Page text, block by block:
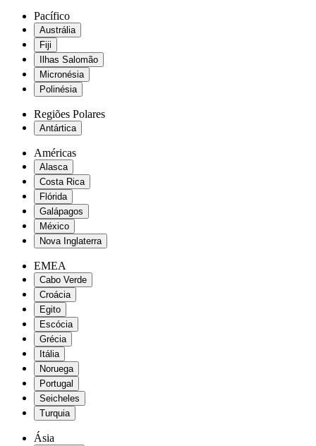
Pacífico
Austrália
Fiji
Ilhas Salomão
Micronésia
Polinésia
Regiões Polares
Antártica
Américas
Alasca
Costa Rica
Flórida
Galápagos
México
Nova Inglaterra
EMEA
Cabo Verde
Croácia
Egito
Escócia
Grécia
Itália
Noruega
Portugal
Seicheles
Turquia
Ásia